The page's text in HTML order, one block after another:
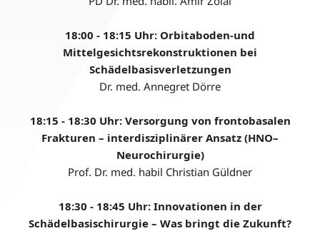
18:00 - 18:15 Uhr: Orbitaboden-und
Mittelgesichtsrekonstruktionen bei
Schädelbasisverletzungen
Dr. med. Annegret Dörre
18:15 - 18:30 Uhr: Versorgung von frontobasalen
Frakturen – interdisziplinärer Ansatz (HNO–
Neurochirurgie)
Prof. Dr. med. habil Christian Güldner
18:30 - 18:45 Uhr: Innovationen in der
Schädelbasischirurgie – Was bringt die Zukunft?